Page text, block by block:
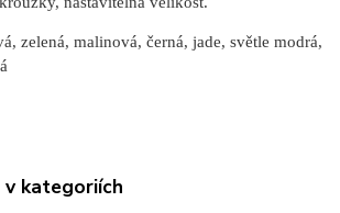
zelená, malinová, černá, jade, světle modrá,
v kategoriích